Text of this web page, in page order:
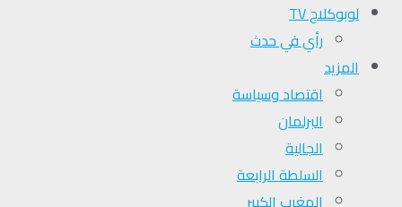
لوبوكلاج TV
رأي في حدث
المزيد
اقتصاد وسياسة
البرلمان
الجالية
السلطة الرابعة
المغرب الكبير